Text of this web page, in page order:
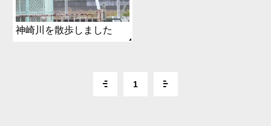
神崎川を散歩しました
1